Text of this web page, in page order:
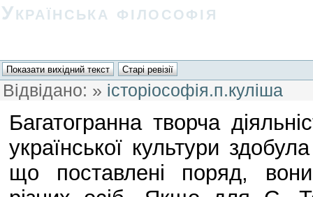
Українська філософія
Відвідано: » історіософія.п.куліша
Багатогранна творча
української культури
що поставлені поряд,